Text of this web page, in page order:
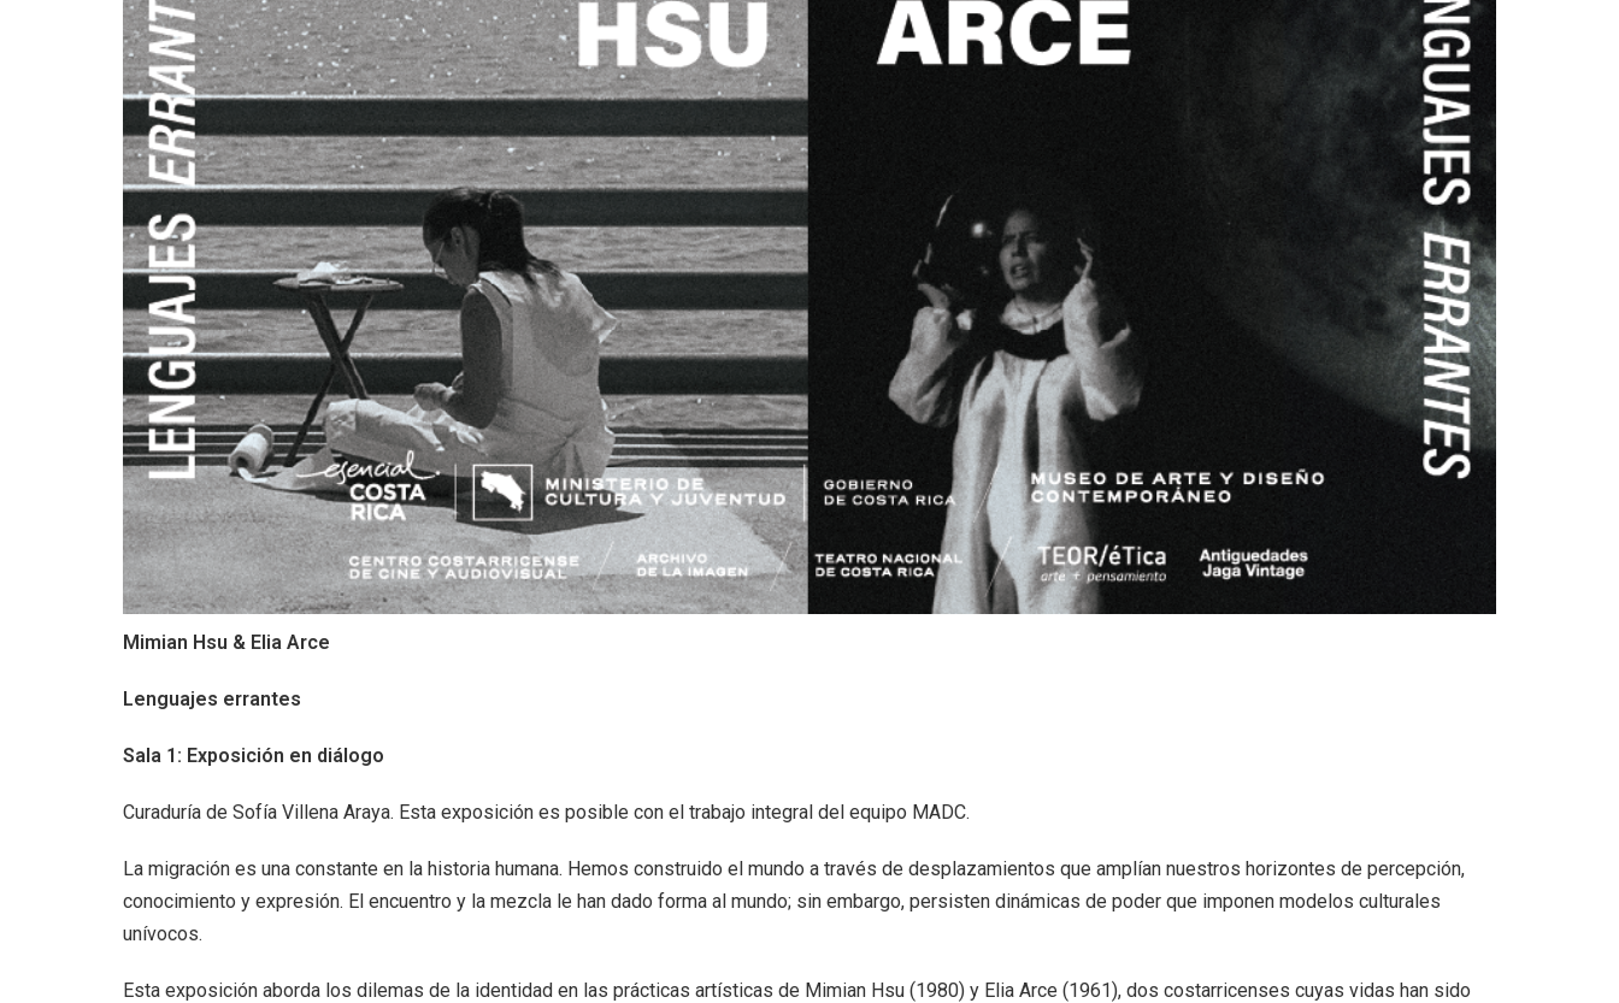
DIRECTORIOS Tiendas de diseño
+ MESA EJECUTIVA DE ARTES VISUALES
+ SALA DE PRENSA
Mimian Hsu & Elia Arce
Lenguajes errantes
Sala 1: Exposición en diálogo
Curaduría de Sofía Villena Araya. Esta exposición es posible con el trabajo integral del equipo MADC.
La migración es una constante en la historia humana. Hemos construido el mundo a través de desplazamientos que amplían nuestros horizontes de percepción,
conocimiento y expresión. El encuentro y la mezcla le han dado forma al mundo; sin embargo, persisten dinámicas de poder que imponen modelos culturales
unívocos.
Esta exposición aborda los dilemas de la identidad en las prácticas artísticas de Mimian Hsu (1980) y Elia Arce (1961), dos costarricenses cuyas vidas han sido